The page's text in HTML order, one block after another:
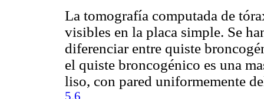
La tomografía computada de
visibles en la placa simple. Se
diferenciar entre quiste
el quiste broncogénico es una
liso, con pared uniformemente
5,6